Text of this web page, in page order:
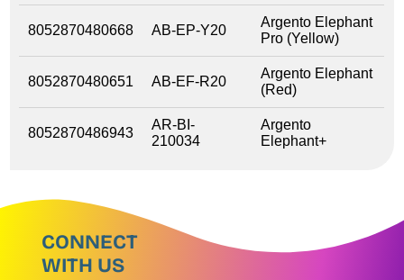
8052870480668 AB-EP-Y20
Argento Elephant
Pro (Yellow)
8052870480651 AB-EF-R20
Argento Elephant
(Red)
8052870486943
AR-BI-
210034
Argento
Elephant+
CONNECT
WITH US